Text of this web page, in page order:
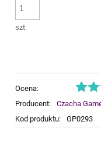
szt.
Ocena:
Producent:
Czacha
Kod produktu:
GP0293